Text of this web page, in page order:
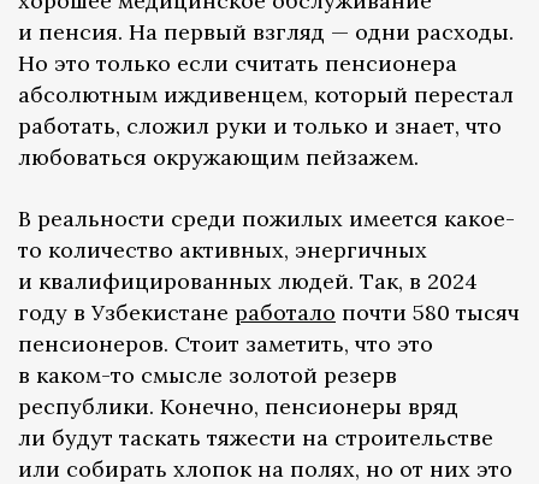
и пенсия. На первый взгляд — одни расходы.
Но это только если считать пенсионера
абсолютным иждивенцем, который перестал
работать, сложил руки и только и знает, что
любоваться окружающим пейзажем.
В реальности среди пожилых имеется какое-
то количество активных, энергичных
и квалифицированных людей. Так, в 2024
году в Узбекистане работало почти 580 тысяч
пенсионеров. Стоит заметить, что это
в каком-то смысле золотой резерв
республики. Конечно, пенсионеры вряд
ли будут таскать тяжести на строительстве
или собирать хлопок на полях, но от них это